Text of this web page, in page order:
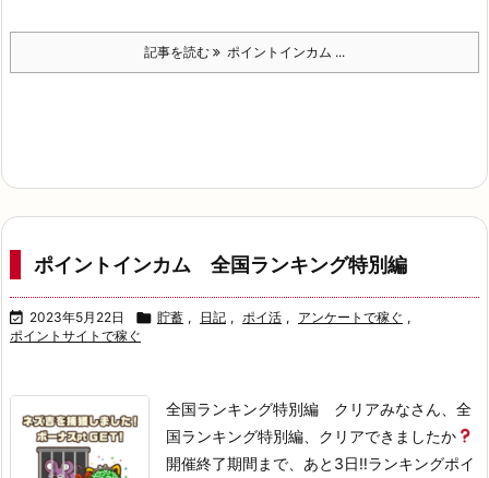
記事を読む ポイントインカム ...
ポイントインカム 全国ランキング特別編
 2023年5月22日  貯蓄 , 日記 , ポイ活 , アンケートで稼ぐ ,
ポイントサイトで稼ぐ
全国ランキング特別編 クリアみなさん、全
国ランキング特別編、クリアできましたか
開催終了期間まで、あと3日‼ランキングポイ